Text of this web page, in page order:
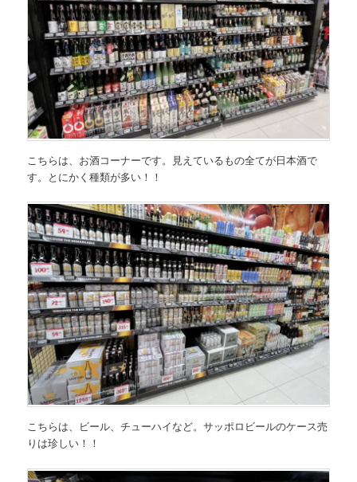
こちらは、お酒コーナーです。見えているもの全てが日本酒で
す。とにかく種類が多い！！
こちらは、ビール、チューハイなど。サッポロビールのケース売
りは珍しい！！